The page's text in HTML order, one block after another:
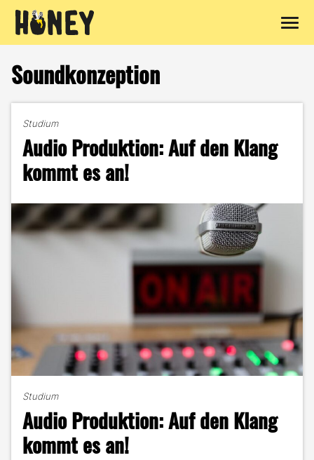
Inhalt
springen
Soundkonzeption
Studium
Audio Produktion: Auf den Klang
kommt es an!
Studium
Audio Produktion: Auf den Klang
kommt es an!